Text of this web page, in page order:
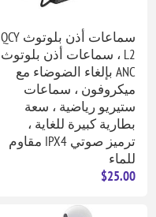
سماعات أذن بلوتوث QCY
L2 ، سماعات أذن بلوتوث
ANC بإلغاء الضوضاء مع
ميكروفون ، سماعات
ستيريو رياضية ، سعة
بطارية كبيرة للغاية ،
ترميز صوتي IPX4 مقاوم
للماء
$25.00